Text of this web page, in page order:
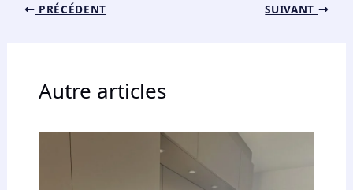
PRÉCÉDENT SUIVANT
Autre articles